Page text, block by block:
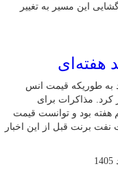
این مسیر به تغییر
هفته‌ای
به طوریکه قیمت انس
مذاکرات برای
هفته بود و توانست قیمت
۸۰ دلار ببرد. قیمت نفت برنت قبل از این اخبار